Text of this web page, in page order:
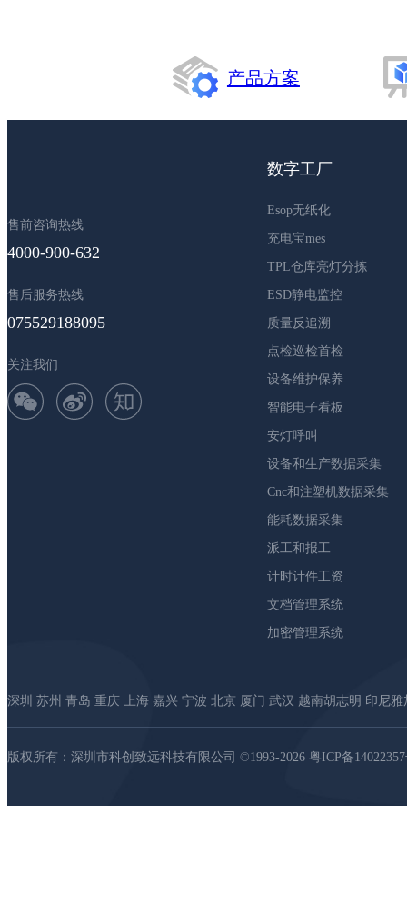
产品方案
售前咨询热线
4000-900-632
售后服务热线
075529188095
关注我们
数字工厂
Esop无纸化
充电宝mes
TPL仓库亮灯分拣
ESD静电监控
质量反追溯
点检巡检首检
设备维护保养
智能电子看板
安灯呼叫
设备和生产数据采集
Cnc和注塑机数据采集
能耗数据采集
派工和报工
计时计件工资
文档管理系统
加密管理系统
深圳 苏州 青岛 重庆 上海 嘉兴 宁波 北京 厦门 武汉 越南胡志明 印尼雅
版权所有：深圳市科创致远科技有限公司 ©1993-2026 粤ICP备